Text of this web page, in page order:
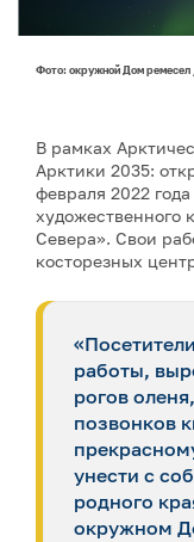
Фото: окружной Дом ремесел
В рамках
Арктики 2035:
февраля 2022 года
художественного
Севера». Свои
косторезных
работы,
рогов
позвонков
унести с
родного
окружном